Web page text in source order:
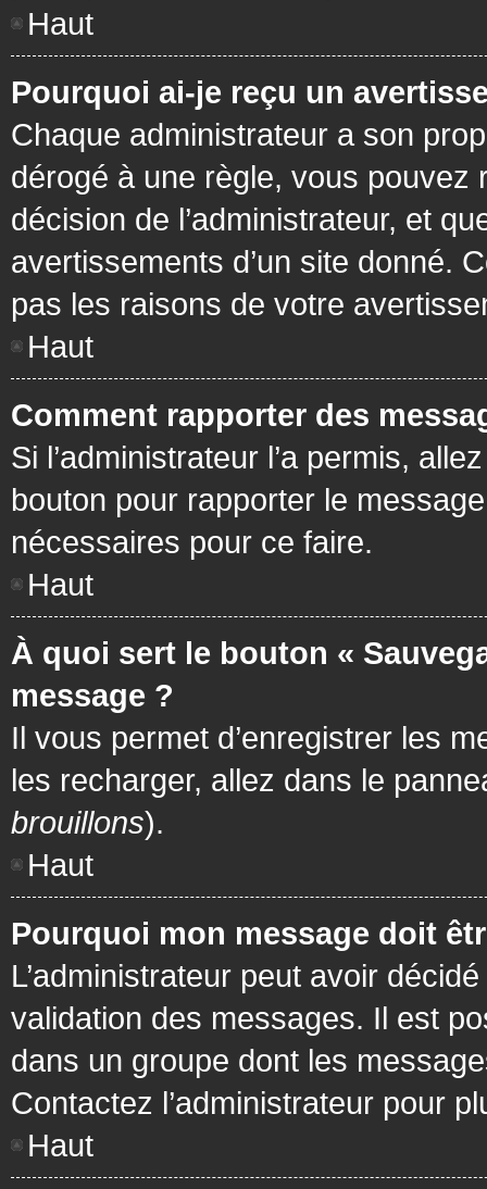
Haut
Pourquoi ai-je reçu un
Chaque administrateur a son
dérogé à une règle, vous pouvez
décision de l’administrateur, et
avertissements d’un site donné.
pas les raisons de votre
Haut
Comment rapporter des
Si l’administrateur l’a permis,
bouton pour rapporter le
nécessaires pour ce faire.
Haut
À quoi sert le bouton «
message ?
Il vous permet d’enregistrer les
les recharger, allez dans le
brouillons).
Haut
Pourquoi mon message doit
L’administrateur peut avoir
validation des messages. Il est
dans un groupe dont les
Contactez l’administrateur pour
Haut